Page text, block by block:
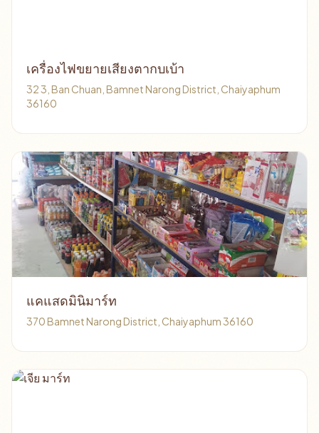
เครื่องไฟขยายเสียงตากบเบ้า
32 3, Ban Chuan, Bamnet Narong District, Chaiyaphum
36160
แคแสดมินิมาร์ท
370 Bamnet Narong District, Chaiyaphum 36160